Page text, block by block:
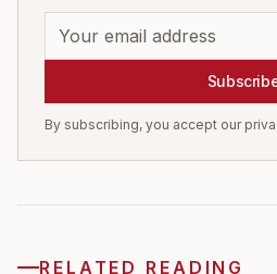
By subscribing, you accept our
RELATED READING